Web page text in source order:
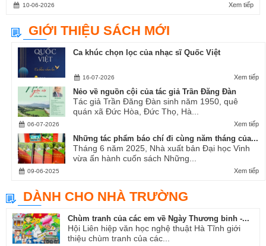
Xem tiếp
10-06-2026
GIỚI THIỆU SÁCH MỚI
Ca khúc chọn lọc của nhạc sĩ Quốc Việt
Xem tiếp
16-07-2026
Nẻo về nguồn cội của tác giả Trần Đăng Đàn
Tác giả Trần Đăng Đàn sinh năm 1950, quê
quán xã Đức Hòa, Đức Thọ, Hà...
Xem tiếp
06-07-2026
Những tác phẩm báo chí đi cùng năm tháng của...
Tháng 6 năm 2025, Nhà xuất bản Đại học Vinh
vừa ấn hành cuốn sách Những...
Xem tiếp
09-06-2025
DÀNH CHO NHÀ TRƯỜNG
Chùm tranh của các em về Ngày Thương binh -...
Hội Liên hiệp văn học nghệ thuật Hà Tĩnh giới
thiệu chùm tranh của các...